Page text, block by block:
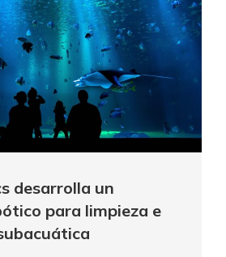
desarrolla un
para limpieza e